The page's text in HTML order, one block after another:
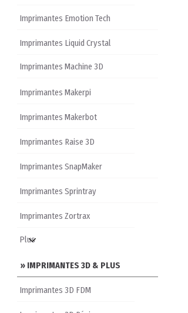
Imprimantes Emotion Tech
Imprimantes Liquid Crystal
Imprimantes Machine 3D
Imprimantes Makerpi
Imprimantes Makerbot
Imprimantes Raise 3D
Imprimantes SnapMaker
Imprimantes Sprintray
Imprimantes Zortrax
» IMPRIMANTES 3D & PLUS
Imprimantes 3D FDM